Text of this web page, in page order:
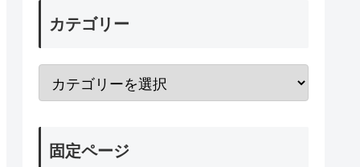
カテゴリー
固定ページ